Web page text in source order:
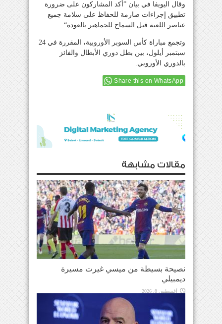
وقال اليويفا في بيان ”أكد المشاركون على ضرورة
تطبيق إجراءات صارمة للحفاظ على سلامة جميع
عناصر اللعبة قبل السماح للجماهير بالعودة“.
وتجمع مباراة كأس السوبر الأوروبية، المقررة في 24
سبتمبر أيلول، بين بطل دوري الأبطال والفائز
بالدوري الأوروبي.
Share this on WhatsApp
مقالات مشابهة
نصيحة بسيطة من ميسي غيرت مسيرة
ديمبيلي
أغسطس 8, 2026